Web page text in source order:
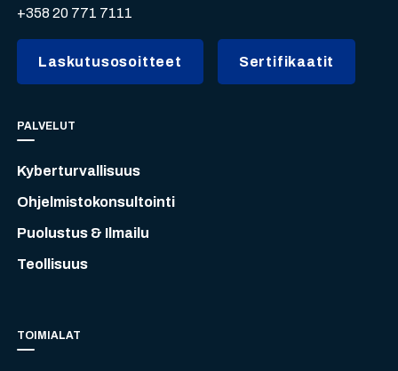
+358 20 771 7111
Laskutusosoitteet Sertifikaatit
PALVELUT
Kyberturvallisuus
Ohjelmistokonsultointi
Puolustus & Ilmailu
Teollisuus
TOIMIALAT